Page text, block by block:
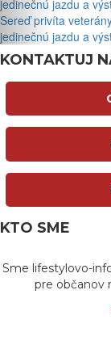
Sereď privíta
jedinečnú jazdu a
KONTAKTUJ
KTO SME
Sme lifestylovo-
pre občanov